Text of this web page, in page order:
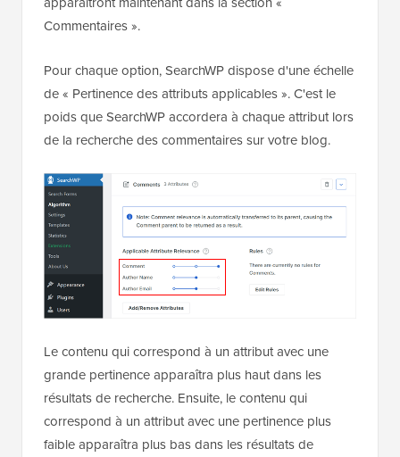
Commentaires ».
Pour chaque option, SearchWP dispose d'une échelle
de « Pertinence des attributs applicables ». C'est le
poids que SearchWP accordera à chaque attribut lors
de la recherche des commentaires sur votre blog.
Le contenu qui correspond à un attribut avec une
grande pertinence apparaîtra plus haut dans les
résultats de recherche. Ensuite, le contenu qui
correspond à un attribut avec une pertinence plus
faible apparaîtra plus bas dans les résultats de